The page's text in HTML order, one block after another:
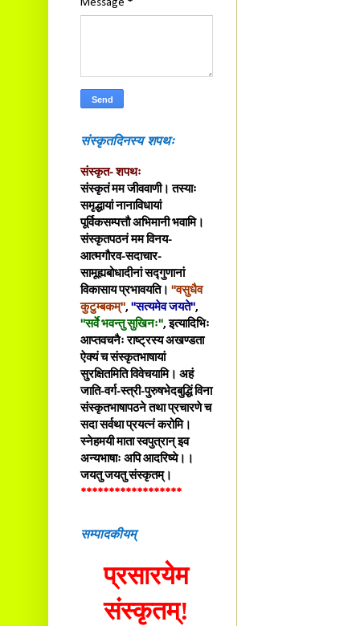
Message *
संस्कृतदिनस्य शपथः
संस्कृत- शपथः
संस्कृतं मम जीववाणी। तस्याः
समृद्धायां नानाविधायां
पूर्विकसम्पत्तौ अभिमानी भवामि।
संस्कृतपठनं मम विनय-
आत्मगौरव-सदाचार-
सामूह्यबोधादीनां सद्गुणानां
विकासाय प्रभावयति। "वसुधैव
कुटुम्बकम्", "सत्यमेव जयते",
"सर्वे भवन्तु सुखिनः", इत्यादिभिः
आप्तवचनैः राष्ट्रस्य अखण्डता
ऐक्यं च संस्कृतभाषायां
सुरक्षितमिति विवेचयामि। अहं
जाति-वर्ग-स्त्री-पुरुषभेदबुद्धिं विना
संस्कृतभाषापठने तथा प्रचारणे च
सदा सर्वथा प्रयत्नं करोमि।
स्नेहमयी माता स्वपुत्रान् इव
अन्यभाषाः अपि आदरिष्ये।।
जयतु जयतु संस्कृतम्।
******************
सम्पादकीयम्
प्रसारयेम
संस्कृतम्!